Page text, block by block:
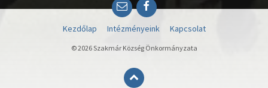
Kezdőlap Intézményeink Kapcsolat
© 2026 Szakmár Község Önkormányzata